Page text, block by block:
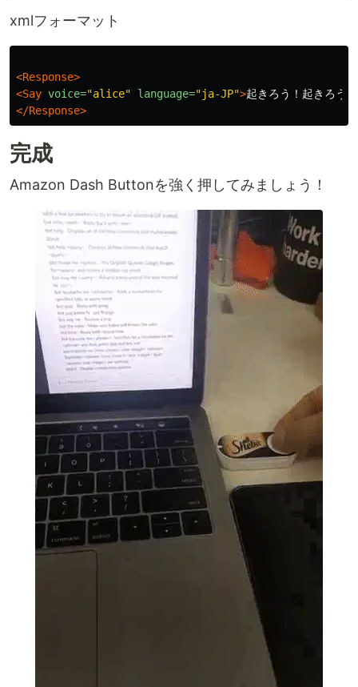
xmlフォーマット
<Response>
<Say voice="alice" language="ja-JP">起きろう！起きろう
</Response>
完成
Amazon Dash Buttonを強く押してみましょう！